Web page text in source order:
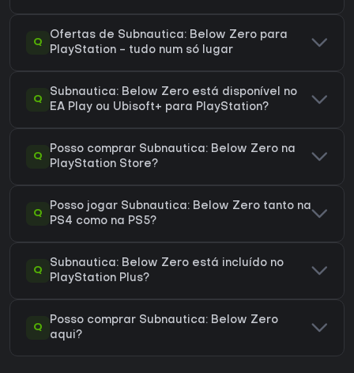
Q
Ofertas de Subnautica: Below Zero para
PlayStation - tudo num só lugar
Q
Subnautica: Below Zero está disponível no
EA Play ou Ubisoft+ para PlayStation?
Q
Posso comprar Subnautica: Below Zero na
PlayStation Store?
Q
Posso jogar Subnautica: Below Zero tanto na
PS4 como na PS5?
Q
Subnautica: Below Zero está incluído no
PlayStation Plus?
Q
Posso comprar Subnautica: Below Zero
aqui?